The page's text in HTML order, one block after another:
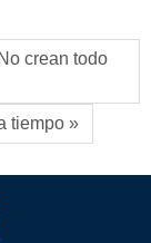
crean todo
tiempo »